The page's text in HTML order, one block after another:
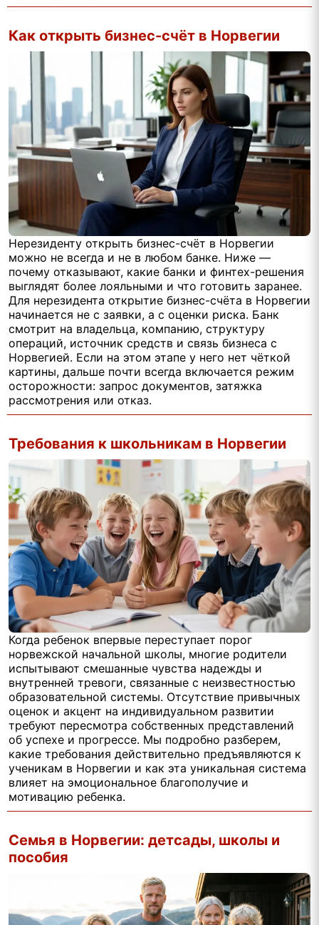
Как открыть бизнес-счёт в Норвегии
Нерезиденту открыть бизнес-счёт в Норвегии
можно не всегда и не в любом банке. Ниже —
почему отказывают, какие банки и финтех-решения
выглядят более лояльными и что готовить заранее.
Для нерезидента открытие бизнес-счёта в Норвегии
начинается не с заявки, а с оценки риска. Банк
смотрит на владельца, компанию, структуру
операций, источник средств и связь бизнеса с
Норвегией. Если на этом этапе у него нет чёткой
картины, дальше почти всегда включается режим
осторожности: запрос документов, затяжка
рассмотрения или отказ.
Требования к школьникам в Норвегии
Когда ребенок впервые переступает порог
норвежской начальной школы, многие родители
испытывают смешанные чувства надежды и
внутренней тревоги, связанные с неизвестностью
образовательной системы. Отсутствие привычных
оценок и акцент на индивидуальном развитии
требуют пересмотра собственных представлений
об успехе и прогрессе. Мы подробно разберем,
какие требования действительно предъявляются к
ученикам в Норвегии и как эта уникальная система
влияет на эмоциональное благополучие и
мотивацию ребенка.
Семья в Норвегии: детсады, школы и
пособия